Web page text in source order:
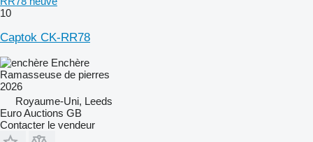
10
Captok CK-RR78
Enchère
Ramasseuse de pierres
2026
Royaume-Uni, Leeds
Euro Auctions GB
Contacter le vendeur